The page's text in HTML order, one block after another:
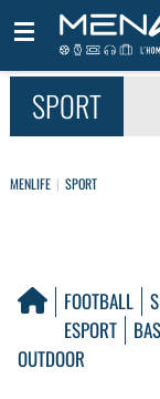
SPORT
MENLIFE SPORT
FOOTBALL
ESPORT
OUTDOOR